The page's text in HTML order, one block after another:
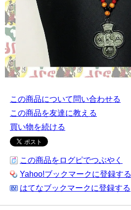
この商品について問い合わせる
この商品を友達に教える
買い物を続ける
この商品をログピでつぶやく
Yahoo!ブックマークに登録する
はてなブックマークに登録する